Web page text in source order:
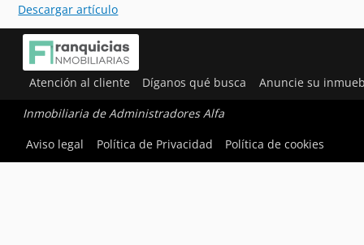
Descargar artículo
Atención al cliente Díganos qué busca Anuncie su
Inmobiliaria de Administradores Alfa
Aviso legal
Política de Privacidad Política de cookies